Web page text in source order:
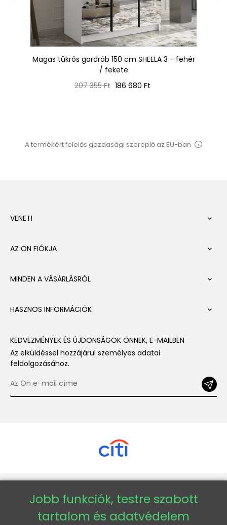
Magas tükrös gardrób 150 cm SHEELA 3 - fehér
/ fekete
Normál
207 355 Ft Ár
186 680 Ft
A termékért felelős gazdasági szereplő az EU-ban
VENETI 
AZ ÖN FIÓKJA 
MINDEN A VÁSÁRLÁSRÓL 
HASZNOS INFORMÁCIÓK 
KEDVEZMÉNYEK ÉS ÚJDONSÁGOK ÖNNEK, E-MAILBEN
Az elküldéssel hozzájárul személyes adatai
feldolgozásához.
Copyright © 2026 - Veneti™
Veneti HU
Jobb funkciók, testre szabott
tartalom és adatvédelem